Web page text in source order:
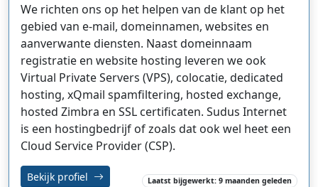
We richten ons op het helpen van de klant op het
gebied van e-mail, domeinnamen, websites en
aanverwante diensten. Naast domeinnaam
registratie en website hosting leveren we ook
Virtual Private Servers (VPS), colocatie, dedicated
hosting, xQmail spamfiltering, hosted exchange,
hosted Zimbra en SSL certificaten. Sudus Internet
is een hostingbedrijf of zoals dat ook wel heet een
Cloud Service Provider (CSP).
Bekijk profiel Laatst bijgewerkt: 9 maanden geleden